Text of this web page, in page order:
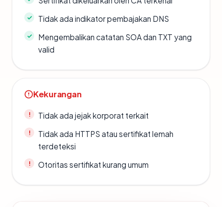
Tidak ada indikator pembajakan DNS
Mengembalikan catatan SOA dan TXT yang
valid
Kekurangan
Tidak ada jejak korporat terkait
Tidak ada HTTPS atau sertifikat lemah
terdeteksi
Otoritas sertifikat kurang umum